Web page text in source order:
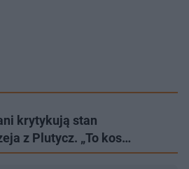
krytykują stan
z Plutycz. „To kos…